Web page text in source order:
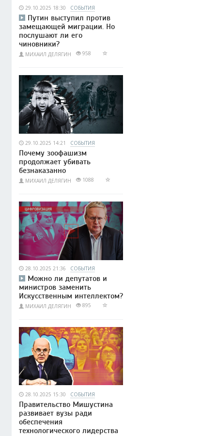
29.10.2025 18:30 СОБЫТИЯ
Путин выступил против
замещающей миграции. Но
послушают ли его
чиновники?
МИХАИЛ ДЕЛЯГИН 958
29.10.2025 14:21 СОБЫТИЯ
Почему зоофашизм
продолжает убивать
безнаказанно
МИХАИЛ ДЕЛЯГИН 1088
28.10.2025 21:36 СОБЫТИЯ
Можно ли депутатов и
министров заменить
Искусственным интеллектом?
МИХАИЛ ДЕЛЯГИН 895
28.10.2025 15:30 СОБЫТИЯ
Правительство Мишустина
развивает вузы ради
обеспечения
технологического лидерства